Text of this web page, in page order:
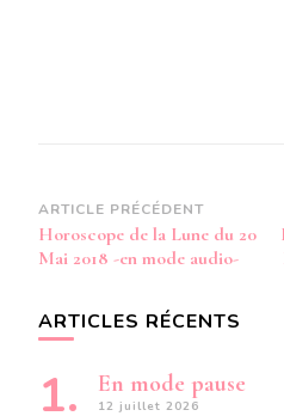
Navigation
d’article
ARTICLE PRÉCÉDENT
Horoscope de la Lune du 20
Mai 2018 -en mode audio-
ARTICLES RÉCENTS
En mode pause
12 juillet 2026